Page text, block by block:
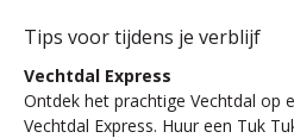
Tips voor tijdens je verblijf
Vechtdal Express
Ontdek het prachtige Vechtdal op
Vechtdal Express. Huur een Tuk